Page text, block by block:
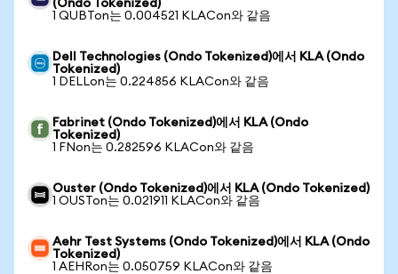
(Ondo Tokenized)
1 QUBTon는 0.004521 KLACon와 같음
Dell Technologies (Ondo Tokenized)에서 KLA (Ondo
Tokenized)
1 DELLon는 0.224856 KLACon와 같음
Fabrinet (Ondo Tokenized)에서 KLA (Ondo
Tokenized)
1 FNon는 0.282596 KLACon와 같음
Ouster (Ondo Tokenized)에서 KLA (Ondo Tokenized)
1 OUSTon는 0.021911 KLACon와 같음
Aehr Test Systems (Ondo Tokenized)에서 KLA (Ondo
Tokenized)
1 AEHRon는 0.050759 KLACon와 같음